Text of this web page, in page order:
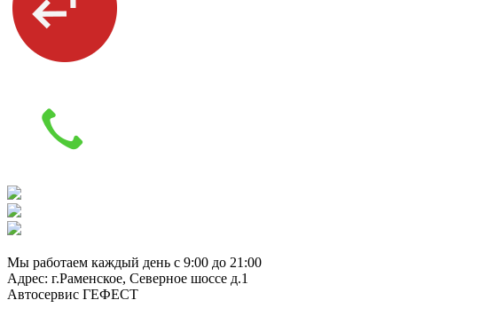
Мы работаем каждый день с 9:00 до 21:00
Адрес: г.Раменское, Северное шоссе д.1
Автосервис ГЕФЕСТ